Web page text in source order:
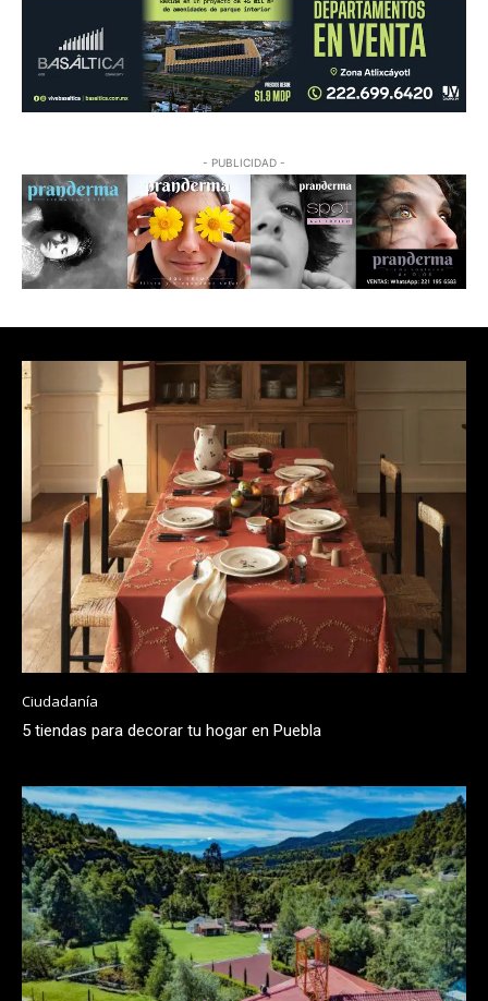
- PUBLICIDAD -
Ciudadanía
5 tiendas para decorar tu hogar en Puebla